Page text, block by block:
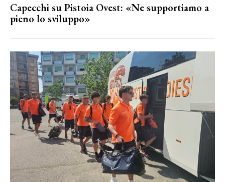
Capecchi su Pistoia Ovest: «Ne supportiamo a
pieno lo sviluppo»